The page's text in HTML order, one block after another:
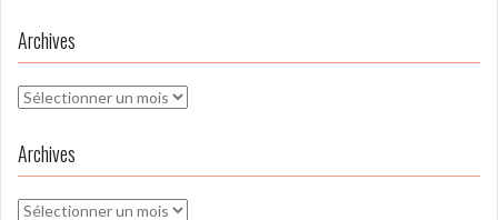
Archives
Archives
Archives
Archives